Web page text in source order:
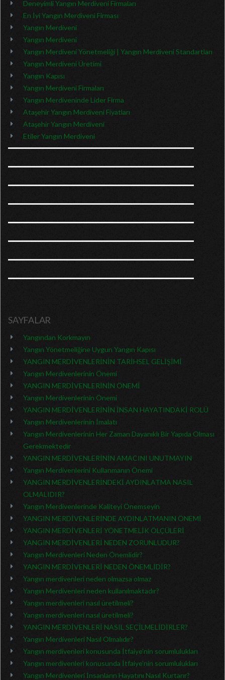
Deneyimli Yangın Merdiveni Firmaları
En İyi Yangın Merdiveni Firması
Yangın Merdiveni
Yangın Merdiveni
Yangın Merdiveni Yönetmeliği | Yangın Merdiveni Standartları
Yangın Merdiveni Üretimi
Yangın Kapısı
Yangın Merdiveni Firmaları
Yangın Merdiveninde Lider Firma
Ataşehir Yangın Merdiveni Fiyatları
Ataşehir Yangın Merdiveni
Etiler Yangın Merdiveni
SAYFALAR
Yangından Korkmayın
Yangın Yönetmeliğine Uygun Yangın Kapısı
YANGIN MERDİVENLERİNİN TARİHSEL GELİŞİMİ
Yangın Merdivenlerinin Önemi
YANGIN MERDİVENLERİNİN ÖNEMİ
Yangın Merdivenlerinin Önemi
YANGIN MERDİVENLERİNİN İNSAN HAYATINDAKİ ROLÜ
Yangın Merdivenlerinin İmalatı
Yangın Merdivenlerinin Her Zaman Dayanıklı Bir Yapıda Olması
Gerekmektedir
YANGIN MERDİVENLERİNİN AMACINI UNUTMAYIN
Yangın Merdivenlerini Kullanmanın Önemi
YANGIN MERDİVENLERİNDEKİ AYDINLATMA NASIL
OLMALIDIR?
Yangın Merdivenlerinde Kaliteyi Önemseyin
YANGIN MERDİVENLERİNDE AYDINLATMANIN ÖNEMİ
YANGIN MERDİVENLERİ YÖNETMELİK ÖLÇÜLERİ
YANGIN MERDİVENLERİ NEDEN ZORUNLUDUR?
Yangın Merdivenleri Neden Önemlidir?
YANGIN MERDİVENLERİ NEDEN ÖNEMLİDİR?
Yangın merdivenleri neden olmazsa olmaz
Yangın Merdivenleri neden kullanılmaktadır?
Yangın merdivenleri nasıl üretilmeli?
Yangın merdivenleri nasıl üretilmeli?
YANGIN MERDİVENLERİ NASIL SEÇİLMELİDİRLER?
Yangın Merdivenleri Nasıl Olmalıdır?
Yangın merdivenleri konusunda İtfaiye’nin sorumlulukları
Yangın merdivenleri konusunda İtfaiye’nin sorumlulukları
Yangın Merdivenleri İnsanların Hayatını Nasıl Kurtarır?